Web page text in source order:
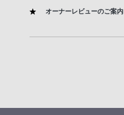
オーナーレビューのご案内